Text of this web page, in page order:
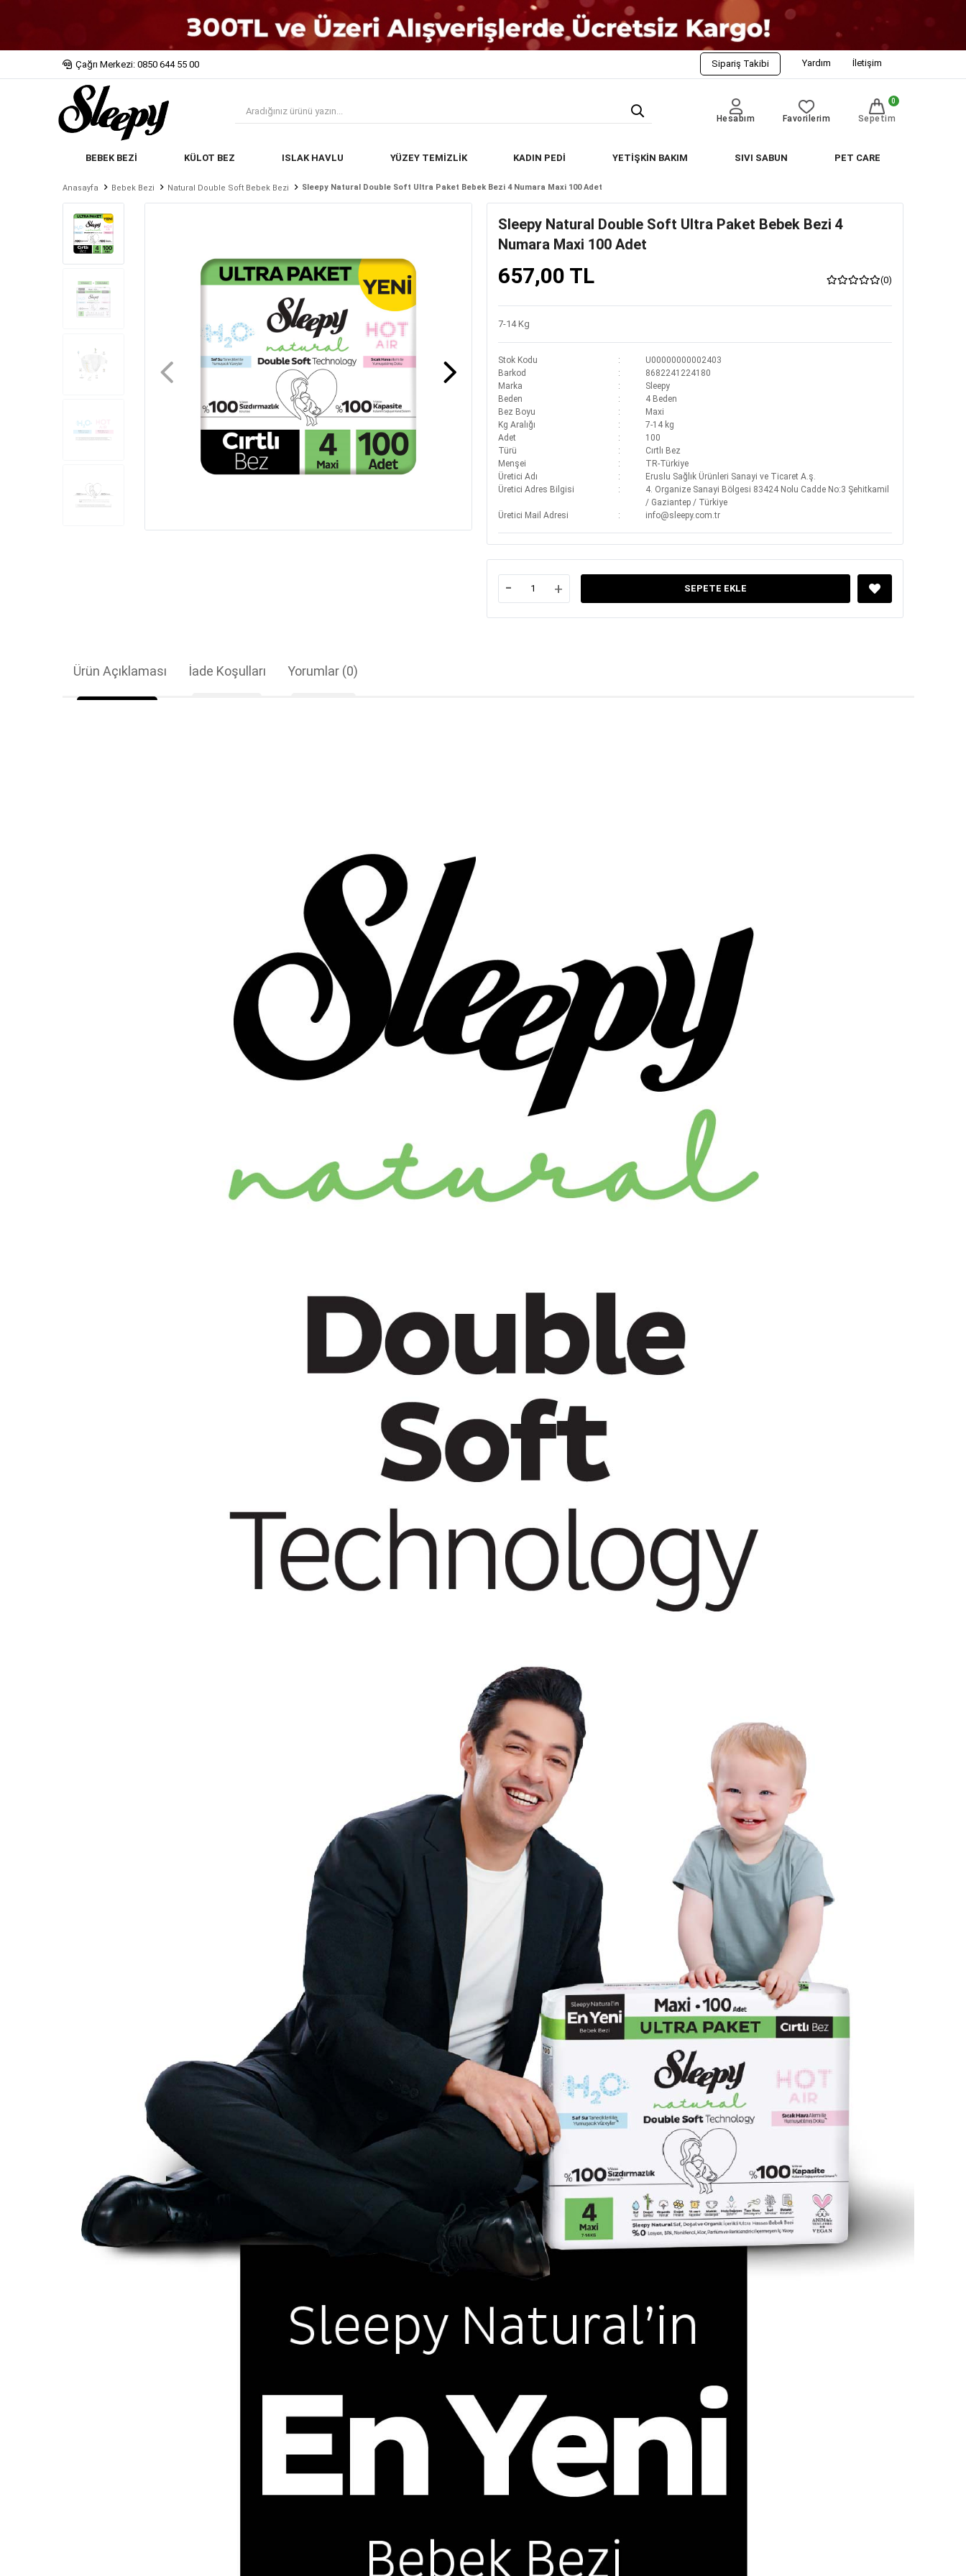
Çağrı Merkezi: 0850 644 55 00 Sipariş Takibi Yardım İletişim
Hesabım Favorilerim Sepetim
0
BEBEK BEZİ KÜLOT BEZ ISLAK HAVLU YÜZEY TEMİZLİK KADIN PEDİ YETİŞKİN BAKIM SIVI SABUN PET CARE
Anasayfa Bebek Bezi Natural Double Soft Bebek Bezi Sleepy Natural Double Soft Ultra Paket Bebek Bezi 4 Numara Maxi 100 Adet
Sleepy Natural Double Soft Ultra Paket Bebek Bezi 4
Numara Maxi 100 Adet
657,00 TL (0)
7-14 Kg
Stok Kodu
U00000000002403
Barkod
8682241224180
Marka
Sleepy
Beden
4 Beden
Bez Boyu
Maxi
Kg Aralığı
7-14 kg
Adet
100
Türü
Cırtlı Bez
Menşei
TR-Türkiye
Üretici Adı
Eruslu Sağlık Ürünleri Sanayi ve Ticaret A.ş.
Üretici Adres Bilgisi
4. Organize Sanayi Bölgesi 83424 Nolu Cadde No:3 Şehitkamil
/ Gaziantep / Türkiye
Üretici Mail Adresi
info@sleepy.com.tr
- + SEPETE EKLE
Yorumlar (0)
Ürün Açıklaması İade Koşulları